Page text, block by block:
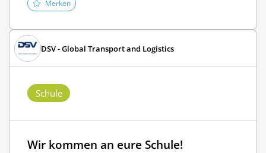
Merken
DSV - Global Transport and Logistics
Schule
Wir kommen an eure Schule!